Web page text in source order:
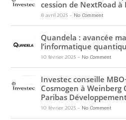
cession de NextRoad à
8 avril 2025- No Comment
Quandela : avancée
l’informatique
10 février 2025- No Comment
Investec conseille
Cosmogen à Weinberg
Paribas
10 février 2025- No Comment